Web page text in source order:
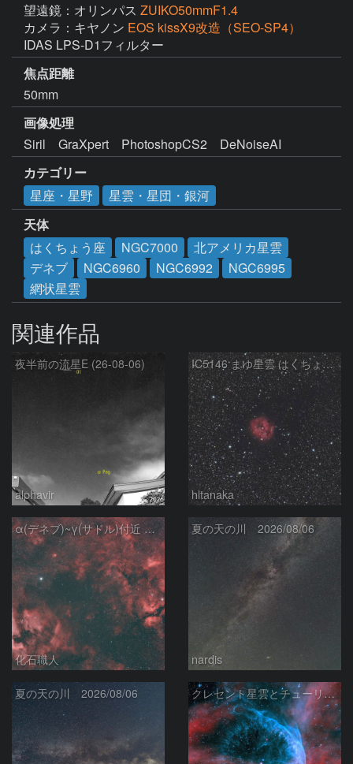
望遠鏡：オリンパス ZUIKO50mmF1.4
カメラ：キヤノン EOS kissX9改造（SEO-SP4）
IDAS LPS-D1フィルター
焦点距離
50mm
画像処理
Siril　GraXpert　PhotoshopCS2　DeNoiseAI
カテゴリー
星座・星野
星雲・星団・銀河
天体
はくちょう座
NGC7000
北アメリカ星雲
デネブ
NGC6960 NGC6992
NGC6995
網状星雲
関連作品
夜半前の流星E (26-08-06)
alphavir
IC5146 まゆ星雲 はくちょう座
hltanaka
α(デネブ)~γ(サドル)付近 NGC7000 北アメリカ星雲 IC5067~5070 ペリカン星雲 Sh2-112 はくちょう座
化石職人
夏の天の川 2026/08/06
nardis
夏の天の川 2026/08/06 クレセント星雲とチューリップ星雲の真ん中あたりにある星雲 NGC6883 ???